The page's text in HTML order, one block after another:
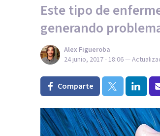
Este tipo de
generando
Alex Figueroba
24 junio, 2017 - 18:06—
Comparte